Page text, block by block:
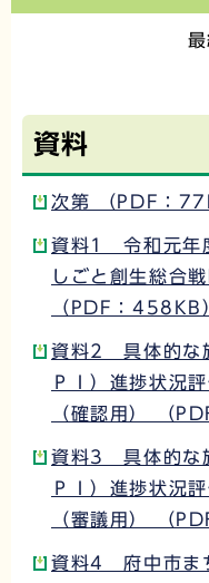
資料
次第 （PDF：
資料1 令和元年
しごと創生総合
（PDF：458KB
資料2 具体的な
ＰＩ）進捗状況
（確認用） （
資料3 具体的な
ＰＩ）進捗状況
（審議用） （
資料4 府中市ま